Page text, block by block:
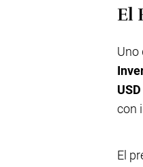
El
Uno
con
El